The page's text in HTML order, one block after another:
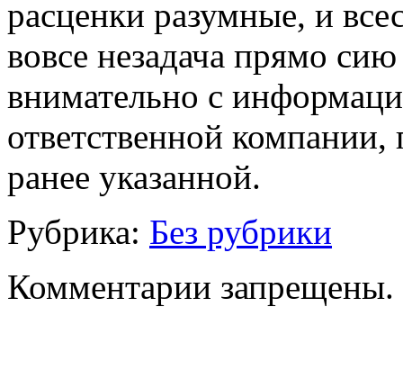
расценки разумные, и
вовсе незадача прямо
внимательно с
ответственной компании,
ранее указанной.
Рубрика: Без рубрики
Комментарии запрещены.